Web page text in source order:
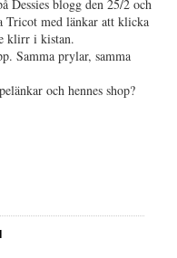
Dessies blogg den 25/2 och
Tricot med länkar att klicka
klirr i kistan.
Samma prylar, samma
och hennes shop?